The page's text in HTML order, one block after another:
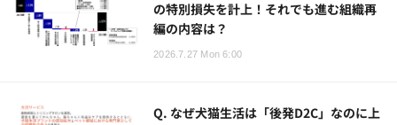
の特別損失を計上！それでも進む組織再
編の内容は？
2026.7.27 Mon 6:00
Q. なぜ犬猫生活は「後発D2C」なのに上